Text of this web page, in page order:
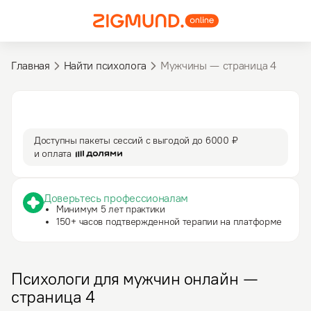
Главная Найти психолога Мужчины — cтраница 4
Доступны пакеты сессий с выгодой до 6000 ₽
и оплата
Доверьтесь профессионалам
Минимум 5 лет практики
150+ часов подтвержденной терапии на платформе
Психологи для мужчин онлайн —
страница 4